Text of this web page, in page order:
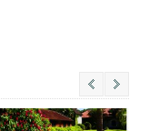
Next